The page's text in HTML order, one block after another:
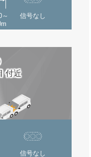
信号なし
付近
信号なし